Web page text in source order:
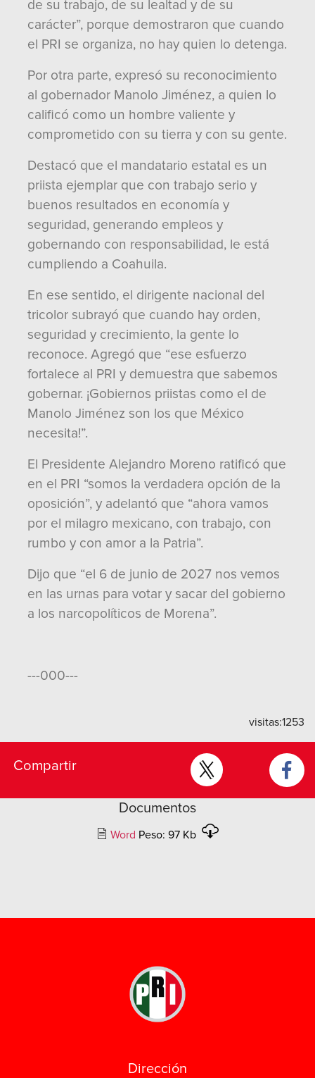
de su trabajo, de su lealtad y de su
carácter”, porque demostraron que cuando
el PRI se organiza, no hay quien lo detenga.
Por otra parte, expresó su reconocimiento
al gobernador Manolo Jiménez, a quien lo
calificó como un hombre valiente y
comprometido con su tierra y con su gente.
Destacó que el mandatario estatal es un
priista ejemplar que con trabajo serio y
buenos resultados en economía y
seguridad, generando empleos y
gobernando con responsabilidad, le está
cumpliendo a Coahuila.
En ese sentido, el dirigente nacional del
tricolor subrayó que cuando hay orden,
seguridad y crecimiento, la gente lo
reconoce. Agregó que “ese esfuerzo
fortalece al PRI y demuestra que sabemos
gobernar. ¡Gobiernos priistas como el de
Manolo Jiménez son los que México
necesita!”.
El Presidente Alejandro Moreno ratificó que
en el PRI “somos la verdadera opción de la
oposición”, y adelantó que “ahora vamos
por el milagro mexicano, con trabajo, con
rumbo y con amor a la Patria”.
Dijo que “el 6 de junio de 2027 nos vemos
en las urnas para votar y sacar del gobierno
a los narcopolíticos de Morena”.
---000---
visitas:1253
Compartir
Documentos
Word Peso: 97 Kb
Dirección